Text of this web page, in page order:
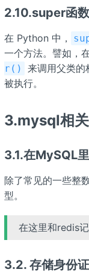
2.10.super函
在 Python 中，
一个方法。譬如，
r()
来调用父类的
被执行。
3.mysql相关
3.1.在MySQL
除了常见的一些整
型。
在这里和redis
3.2. 存储身份